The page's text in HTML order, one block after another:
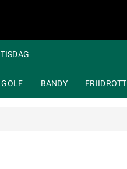
TISDAG
GOLF BANDY FRIIDROTT